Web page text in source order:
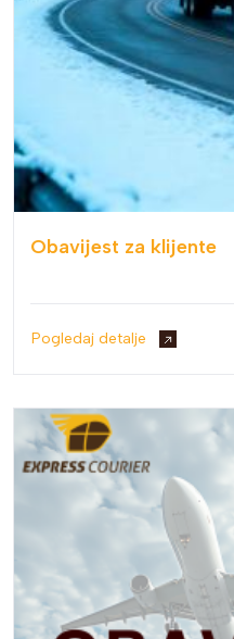
Obavijest za klijente
Pogledaj detalje